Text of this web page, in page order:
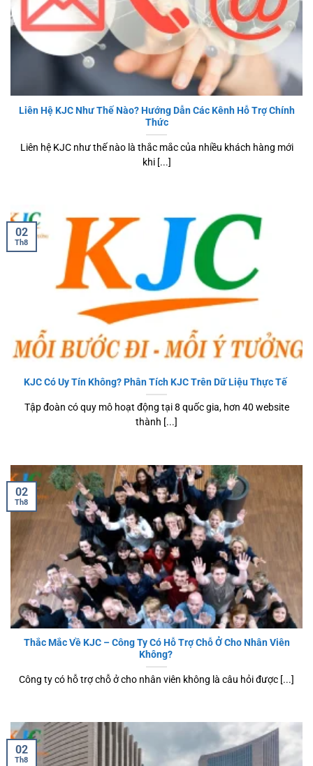
Liên Hệ KJC Như Thế Nào? Hướng Dẫn Các Kênh Hỗ Trợ Chính
Thức
Liên hệ KJC như thế nào là thắc mắc của nhiều khách hàng mới
khi [...]
KJC Có Uy Tín Không? Phân Tích KJC Trên Dữ Liệu Thực Tế
Tập đoàn có quy mô hoạt động tại 8 quốc gia, hơn 40 website
thành [...]
02
Th8
Thắc Mắc Về KJC – Công Ty Có Hỗ Trợ Chỗ Ở Cho Nhân Viên
Không?
Công ty có hỗ trợ chỗ ở cho nhân viên không là câu hỏi được [...]
02
Th8
02
Th8